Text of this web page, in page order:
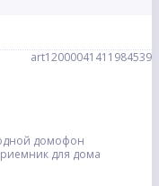
art12000041411984539
домофон
для дома